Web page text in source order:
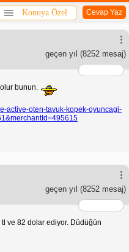
Cevap Yaz
Konuya Özel
geçen yıl (8252 mesaj)
bunun.
active-oten-tavuk-kopek-oyuncagi-
geçen yıl (8252 mesaj)
ve 82 dolar ediyor. Düdüğün